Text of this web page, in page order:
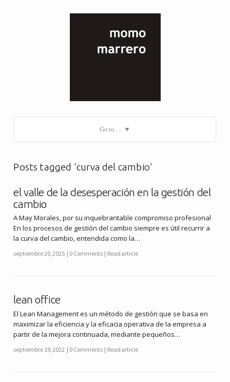
Go to…
Posts tagged ‘curva del cambio’
el valle de la desesperación en la gestión del
cambio
A May Morales, por su inquebrantable compromiso profesional
En los procesos de gestión del cambio siempre es útil recurrir a
la curva del cambio, entendida como la…
septiembre 20, 2025 0 Comments Read article
lean office
El Lean Management es un método de gestión que se basa en
maximizar la eficiencia y la eficacia operativa de la empresa a
partir de la mejora continuada, mediante pequeños…
septiembre 19, 2022 0 Comments Read article